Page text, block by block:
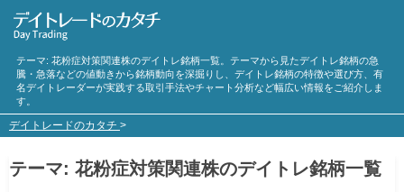
テーマ: 花粉症対策関連株のデイトレ銘柄一覧。テーマから見たデイトレ銘柄の急
騰・急落などの値動きから銘柄動向を深掘りし、デイトレ銘柄の特徴や選び方、有
名デイトレーダーが実践する取引手法やチャート分析など幅広い情報をご紹介しま
す。
デイトレードのカタチ >
テーマ: 花粉症対策関連株のデイトレ銘柄一覧